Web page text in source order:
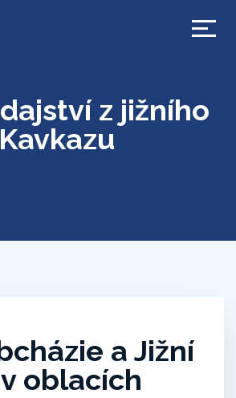
z jižního
Kavkazu
a Jižní
oblacích